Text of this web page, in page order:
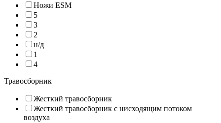
Ножи ЕSM
5
3
2
н/д
1
4
Травосборник
Жесткий травосборник
Жесткий травосборник с нисходящим потоком
воздуха